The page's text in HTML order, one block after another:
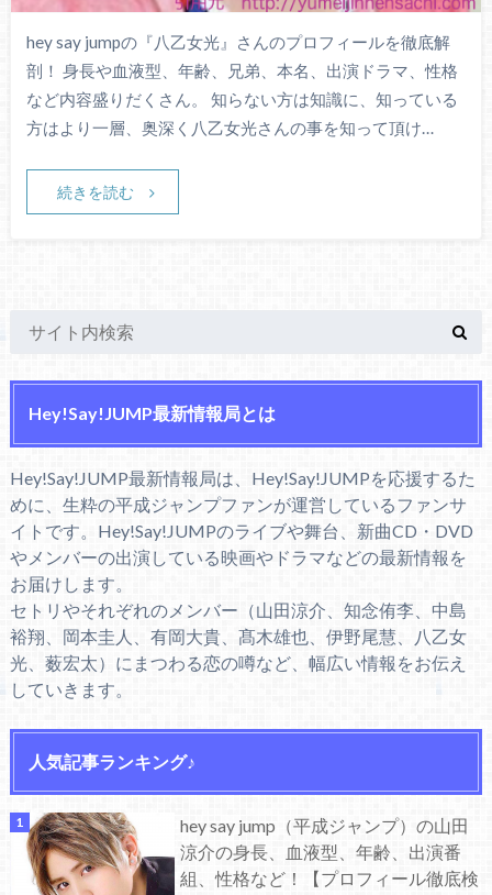
hey say jumpの『八乙女光』さんのプロフィールを徹底解
剖！ 身長や血液型、年齢、兄弟、本名、出演ドラマ、性格
など内容盛りだくさん。 知らない方は知識に、知っている
方はより一層、奥深く八乙女光さんの事を知って頂け…
続きを読む
Hey!Say!JUMP最新情報局とは
Hey!Say!JUMP最新情報局は、Hey!Say!JUMPを応援するた
めに、生粋の平成ジャンプファンが運営しているファンサ
イトです。Hey!Say!JUMPのライブや舞台、新曲CD・DVD
やメンバーの出演している映画やドラマなどの最新情報を
お届けします。
セトリやそれぞれのメンバー（山田涼介、知念侑李、中島
裕翔、岡本圭人、有岡大貴、髙木雄也、伊野尾慧、八乙女
光、薮宏太）にまつわる恋の噂など、幅広い情報をお伝え
していきます。
人気記事ランキング♪
hey say jump（平成ジャンプ）の山田
涼介の身長、血液型、年齢、出演番
組、性格など！【プロフィール徹底検